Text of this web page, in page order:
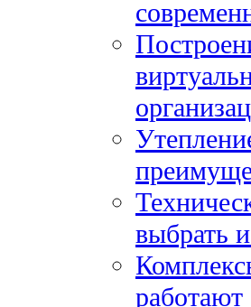
выбрать
работают